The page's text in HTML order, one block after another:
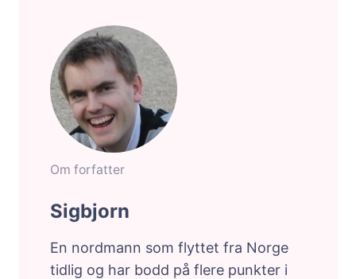
Om forfatter
Sigbjorn
En nordmann som flyttet fra Norge
tidlig og har bodd på flere punkter i